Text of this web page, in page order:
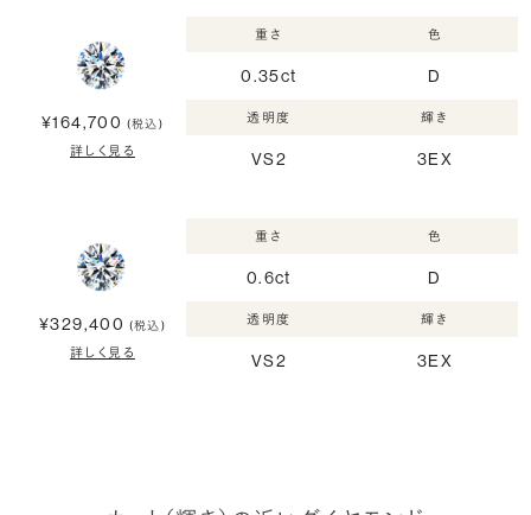
¥164,700 (税込)
詳しく見る
重さ
0.35ct
色
D
透明度
VS2
輝き
3EX
¥329,400 (税込)
詳しく見る
重さ
0.6ct
色
D
透明度
VS2
輝き
3EX